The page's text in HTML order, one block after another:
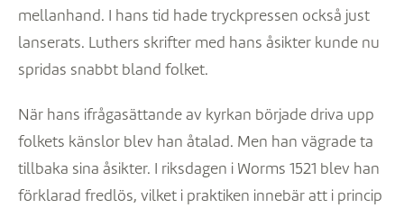
mellanhand. I hans tid hade tryckpressen också just
lanserats. Luthers skrifter med hans åsikter kunde nu
spridas snabbt bland folket.
När hans ifrågasättande av kyrkan började driva upp
folkets känslor blev han åtalad. Men han vägrade ta
tillbaka sina åsikter. I riksdagen i Worms 1521 blev han
förklarad fredlös, vilket i praktiken innebär att i princip